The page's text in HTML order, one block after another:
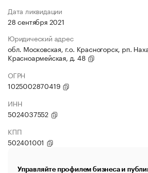
Дата ликвидации
28 сентября 2021
Юридический адрес
обл. Московская, г.о. Красногорск, рп.
Красноармейская, д. 48
ОГРН
1025002870419
ИНН
5024037552
КПП
502401001
Управляйте профилем бизнеса и